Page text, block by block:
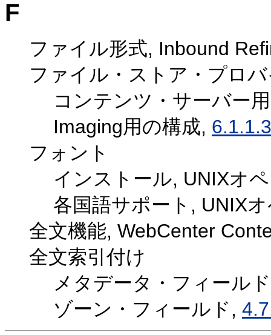
F
ファイル形式, Inbound
ファイル・ストア・プロ
コンテンツ・サーバー
Imaging用の構成,
フォント
インストール, UNIXオ
各国語サポート, UNIX
全文機能, WebCenter
全文索引付け
メタデータ・フィール
ゾーン・フィールド,